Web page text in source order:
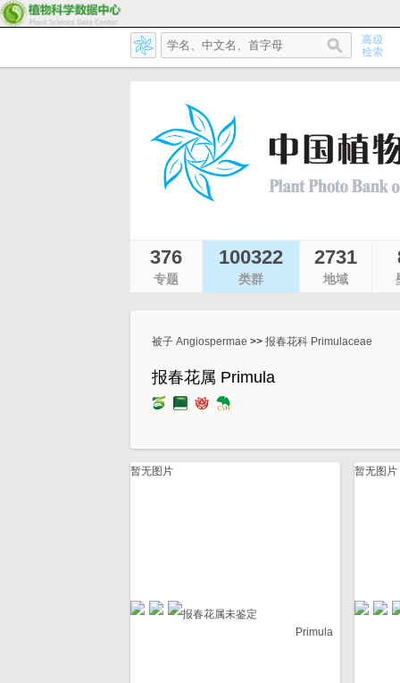
376
专题
100322
类群
2731
地域
被子 Angiospermae >> 报春花科 Primulaceae
报春花属 Primula
暂无图片
报春花属未鉴定
Primula
暂无图片